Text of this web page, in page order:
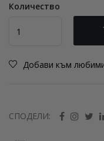
Количество
Добави към
СПОДЕЛИ: